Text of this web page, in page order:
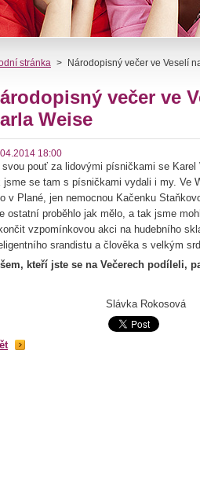
stránka > Národopisný večer ve Veselí
večer ve
Weise
18:00
svou pouť za lidovými písničkami se
jsme se tam s písničkami vydali i my. Ve
v Plané, jen nemocnou Kačenku
ostatní proběhlo jak mělo, a tak jsme
vzpomínkovou akci na hudebního
srandistu a člověka s velkým
kteří jste se na Večerech podíleli,
Rokosová